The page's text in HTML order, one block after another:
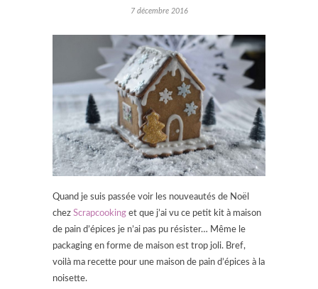
7 décembre 2016
Quand je suis passée voir les nouveautés de Noël
chez Scrapcooking et que j’ai vu ce petit kit à maison
de pain d’épices je n’ai pas pu résister… Même le
packaging en forme de maison est trop joli. Bref,
voilà ma recette pour une maison de pain d’épices à la
noisette.